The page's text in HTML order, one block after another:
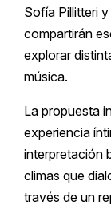
Sofía Pillitteri
compartirán
explorar
música.
La propuesta
experiencia
interpretación
climas que
través de un